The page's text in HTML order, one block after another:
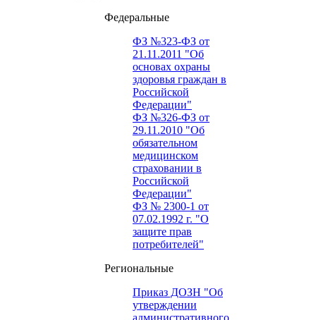
Федеральные
ФЗ №323-ФЗ от
21.11.2011 "Об
основах охраны
здоровья граждан в
Российской
Федерации"
ФЗ №326-ФЗ от
29.11.2010 "Об
обязательном
медицинском
страховании в
Российской
Федерации"
ФЗ № 2300-1 от
07.02.1992 г. "О
защите прав
потребителей"
Региональные
Приказ ДОЗН "Об
утверждении
административного